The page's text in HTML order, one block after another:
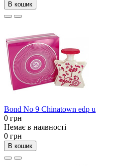
В кошик
Bond No 9 Chinatown edp u
0 грн
Немає в наявності
0 грн
В кошик